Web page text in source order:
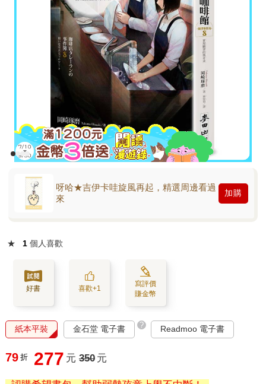
呀哈★吉伊卡哇旋風再起，精選周邊看過
來
加購
★ 1 個人喜歡
好書 喜歡+1
寫評價
賺金幣
紙本平裝 金石堂 電子書 ? Readmoo 電子書
79 折 277 元 350 元